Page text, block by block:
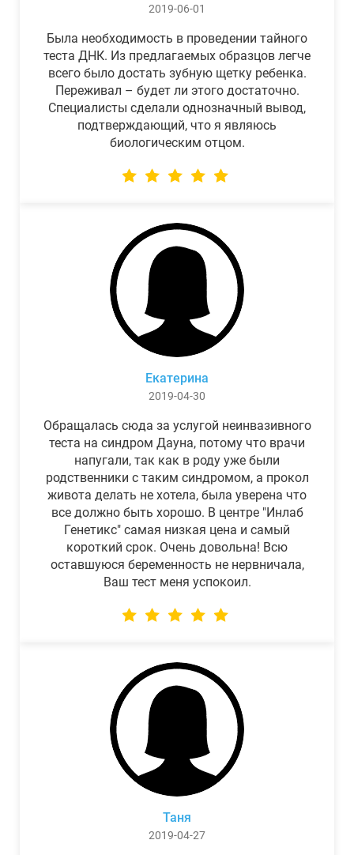
2019-06-01
Была необходимость в проведении тайного
теста ДНК. Из предлагаемых образцов легче
всего было достать зубную щетку ребенка.
Переживал – будет ли этого достаточно.
Специалисты сделали однозначный вывод,
подтверждающий, что я являюсь
биологическим отцом.
Екатерина
2019-04-30
Обращалась сюда за услугой неинвазивного
теста на синдром Дауна, потому что врачи
напугали, так как в роду уже были
родственники с таким синдромом, а прокол
живота делать не хотела, была уверена что
все должно быть хорошо. В центре "Инлаб
Генетикс" самая низкая цена и самый
короткий срок. Очень довольна! Всю
оставшуюся беременность не нервничала,
Ваш тест меня успокоил.
Таня
2019-04-27